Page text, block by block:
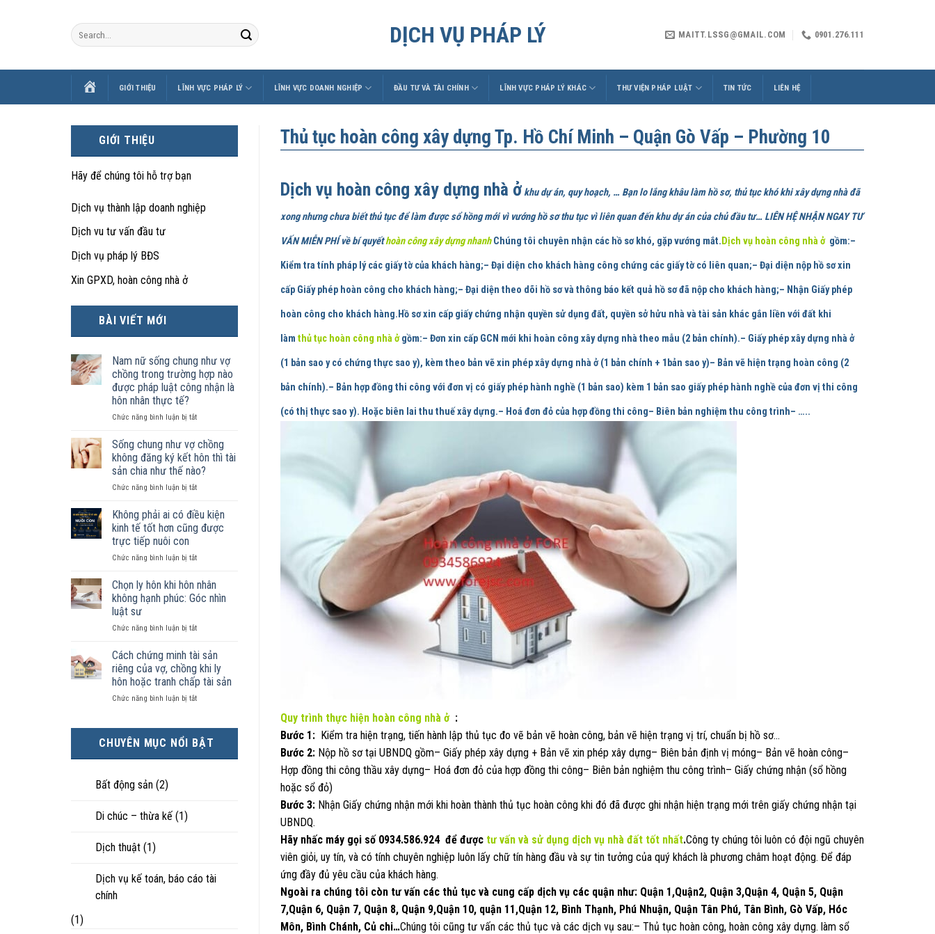
DỊCH VỤ PHÁP LÝ MAITT.LSSG@GMAIL.COM 0901.276.111
TRANGGIỚI THIỆU LĨNH VỰC PHÁP LÝ LĨNH VỰC DOANH NGHIỆP ĐẦU TƯ VÀ TÀI CHÍNH LĨNH VỰC PHÁP LÝ KHÁC THƯ VIỆN PHÁP LUẬT TIN TỨC LIÊN HỆ
GIỚI THIỆU
Hãy để chúng tôi hỗ trợ bạn
Dịch vụ thành lập doanh nghiệp
Dịch vu tư vấn đầu tư
Dịch vụ pháp lý BĐS
Xin GPXD, hoàn công nhà ở
BÀI VIẾT MỚI
Nam nữ sống chung như vợ
chồng trong trường hợp nào
được pháp luật công nhận là
hôn nhân thực tế?
Chức năng bình luận bị tắtở
nữ
sống
chung
như
vợ
trong
trường
hợp
được
luật
công
hôn
thực
tế?
Sống chung như vợ chồng
không đăng ký kết hôn thì tài
sản chia như thế nào?
Chức năng bình luận bị tắtở
chung
như
vợ
không
ký
kết
hôn
tài
chia
như
nào?
Không phải ai có điều kiện
kinh tế tốt hơn cũng được
trực tiếp nuôi con
Chức năng bình luận bị tắtở
phải
ai
có
kiện
tế
tốt
hơn
cũng
được
con
Chọn ly hôn khi hôn nhân
không hạnh phúc: Góc nhìn
luật sư
Chức năng bình luận bị tắtở
ly
hôn
khi
hôn
nhân
Góc
nhìn
Cách chứng minh tài sản
riêng của vợ, chồng khi ly
hôn hoặc tranh chấp tài sản
Chức năng bình luận bị tắtở
tài
chấp
CHUYÊN MỤC NỔI BẬT
Bất động sản (2)
Di chúc – thừa kế (1)
Dịch thuật (1)
Dịch vụ kế toán, báo cáo tài
chính
(1)
Thủ tục hoàn công xây dựng Tp. Hồ Chí Minh – Quận Gò Vấp – Phường 10
Dịch vụ hoàn công xây dựng nhà ởkhu dự án, quy hoạch, … Bạn lo lắng khâu làm hồ sơ, thủ tục khó khi xây dựng nhà đã
xong nhưng chưa biết thủ tục để làm được sổ hồng mới vì vướng hồ sơ thu tục vì liên quan đến khu dự án của chủ đầu tư… LIÊN HỆ NHẬN NGAY TƯ
VẤN MIỄN PHÍ về bí quyếthoàn công xây dựng nhanhChúng tôi chuyên nhận các hồ sơ khó, gặp vướng mắt. Dịch vụ hoàn công nhà ở gồm:–
Kiểm tra tính pháp lý các giấy tờ của khách hàng;– Đại diện cho khách hàng công chứng các giấy tờ có liên quan;– Đại diện nộp hồ sơ xin
cấp Giấy phép hoàn công cho khách hàng;– Đại diện theo dõi hồ sơ và thông báo kết quả hồ sơ đã nộp cho khách hàng;– Nhận Giấy phép
hoàn công cho khách hàng. Hồ sơ xin cấp giấy chứng nhận quyền sử dụng đất, quyền sở hửu nhà và tài sản khác gắn liền với đất khi
làm thủ tục hoàn công nhà ởgồm:– Đơn xin cấp GCN mới khi hoàn công xây dựng nhà theo mẫu (2 bản chính).– Giấy phép xây dựng nhà ở
(1 bản sao y có chứng thực sao y), kèm theo bản vẽ xin phép xây dựng nhà ở (1 bản chính + 1bản sao y)– Bản vẽ hiện trạng hoàn công (2
bản chính).– Bản hợp đồng thi công với đơn vị có giấy phép hành nghề (1 bản sao) kèm 1 bản sao giấy phép hành nghề của đơn vị thi công
(có thị thực sao y). Hoặc biên lai thu thuế xây dựng.– Hoá đơn đỏ của hợp đồng thi công– Biên bản nghiệm thu công trình– …..
Quy trình thực hiện hoàn công nhà ở :
Bước 1: Kiểm tra hiện trạng, tiến hành lập thủ tục đo vẽ bản vẽ hoàn công, bản vẽ hiện trạng vị trí, chuẩn bị hồ sơ…
Bước 2: Nộp hồ sơ tại UBNDQ gồm– Giấy phép xây dựng + Bản vẽ xin phép xây dựng– Biên bản định vị móng– Bản vẽ hoàn công–
Hợp đồng thi công thầu xây dựng– Hoá đơn đỏ của hợp đồng thi công– Biên bản nghiệm thu công trình– Giấy chứng nhận (sổ hồng
hoặc sổ đỏ)
Bước 3: Nhận Giấy chứng nhận mới khi hoàn thành thủ tục hoàn công khi đó đã được ghi nhận hiện trạng mới trên giấy chứng nhận tại
UBNDQ.
Hãy nhấc máy gọi số 0934.586.924 để được tư vấn và sử dụng dịch vụ nhà đất tốt nhất.Công ty chúng tôi luôn có đội ngũ chuyên
viên giỏi, uy tín, và có tính chuyên nghiệp luôn lấy chữ tín hàng đầu và sự tin tưởng của quý khách là phương châm hoạt động. Để đáp
ứng đầy đủ yêu cầu của khách hàng.
Ngoài ra chúng tôi còn tư vấn các thủ tục và cung cấp dịch vụ các quận như: Quận 1,Quận2, Quận 3,Quận 4, Quận 5, Quận
7,Quận 6, Quận 7, Quận 8, Quận 9,Quận 10, quận 11,Quận 12, Bình Thạnh, Phú Nhuận, Quận Tân Phú, Tân Bình, Gò Vấp, Hóc
Môn, Bình Chánh, Củ chi…Chúng tôi cũng tư vấn các thủ tục và các dịch vụ sau:– Thủ tục hoàn công, hoàn công xây dựng. làm sổ